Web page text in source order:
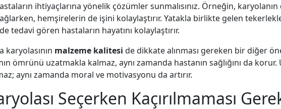
ihtiyaçlarına yönelik çözümler sunmalısınız. Örneğin,
hemşirelerin de işini kolaylaştırır. Yatakla birlikte gelen
tedavi gören hastaların hayatını kolaylaştırır.
karyolasının malzeme kalitesi de dikkate alınması gereken bir diğer
ömrünü uzatmakla kalmaz, aynı zamanda hastanın sağlığını da
aynı zamanda moral ve motivasyonu da artırır.
Seçerken Kaçırılmaması